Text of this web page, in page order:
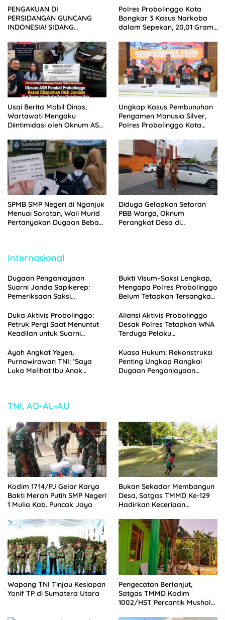
PENGAKUAN DI
PERSIDANGAN GUNCANG
INDONESIA! SIDANG
KELUARGA KORBAN
MENGAMUK DI PN MALANG
Polres Probolinggo Kota
Bongkar 3 Kasus Narkoba
dalam Sepekan, 20,01 Gram
Usai Berita Mobil Dinas,
Wartawati Mengaku
Diintimidasi oleh Oknum ASN
Tempuh Jalur Hukum
Ungkap Kasus Pembunuhan
Pengamen Manusia Silver,
Polres Probolinggo Kota
SPMB SMP Negeri di Nganjuk
Menuai Sorotan, Wali Murid
Pertanyakan Dugaan Beban
Diduga Gelapkan Setoran
PBB Warga, Oknum
Perangkat Desa di
Internasional
Dugaan Penganiayaan
Suarni Janda Sapikerep:
Pemeriksaan Saksi
Probolinggo Segera Gelar
Perkara
Bukti Visum–Saksi Lengkap,
Mengapa Polres Probolinggo
Belum Tetapkan Tersangka
Duka Aktivis Probolinggo:
Petruk Pergi Saat Menuntut
Keadilan untuk Suarni
Aliansi Aktivis Probolinggo
Desak Polres Tetapkan WNA
Terduga Pelaku
sebagai Tersangka
Ayah Angkat Yeyen,
Purnawirawan TNI: ‘Saya
Luka Melihat Ibu Anak
Kuasa Hukum: Rekonstruksi
Penting Ungkap Rangkai
Dugaan Penganiayaan
TNI, AD-AL-AU
Kodim 1714/PJ Gelar Karya
Bakti Merah Putih SMP Negeri
1 Mulia Kab. Puncak Jaya
Bukan Sekadar Membangun
Desa, Satgas TMMD Ke-129
Hadirkan Keceriaan
Kampung Sesor
Wapang TNI Tinjau Kesiapan
Yonif TP di Sumatera Utara
Pengecatan Berlanjut,
Satgas TMMD Kodim
1002/HST Percantik Mushola